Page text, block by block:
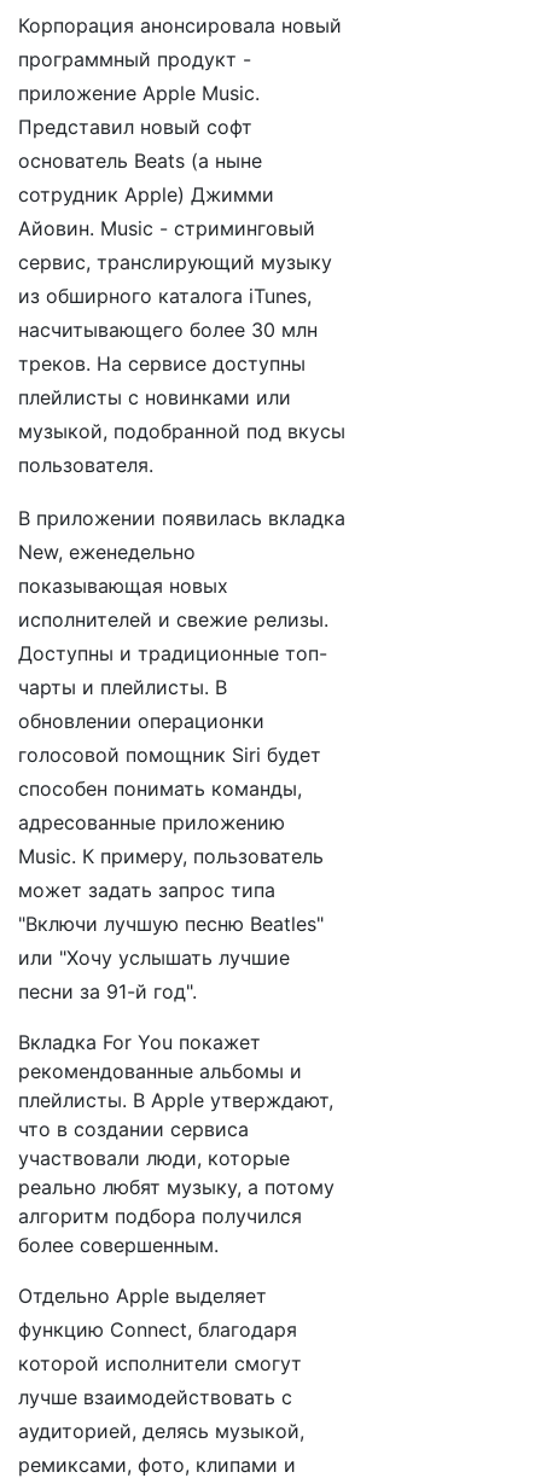
Корпорация анонсировала новый
программный продукт -
приложение Apple Music.
Представил новый софт
основатель Beats (а ныне
сотрудник Apple) Джимми
Айовин. Music - стриминговый
сервис, транслирующий музыку
из обширного каталога iTunes,
насчитывающего более 30 млн
треков. На сервисе доступны
плейлисты с новинками или
музыкой, подобранной под вкусы
пользователя.
В приложении появилась вкладка
New, еженедельно
показывающая новых
исполнителей и свежие релизы.
Доступны и традиционные топ-
чарты и плейлисты. В
обновлении операционки
голосовой помощник Siri будет
способен понимать команды,
адресованные приложению
Music. К примеру, пользователь
может задать запрос типа
"Включи лучшую песню Beatles"
или "Хочу услышать лучшие
песни за 91-й год".
Вкладка For You покажет
рекомендованные альбомы и
плейлисты. В Apple утверждают,
что в создании сервиса
участвовали люди, которые
реально любят музыку, а потому
алгоритм подбора получился
более совершенным.
Отдельно Apple выделяет
функцию Connect, благодаря
которой исполнители смогут
лучше взаимодействовать с
аудиторией, делясь музыкой,
ремиксами, фото, клипами и